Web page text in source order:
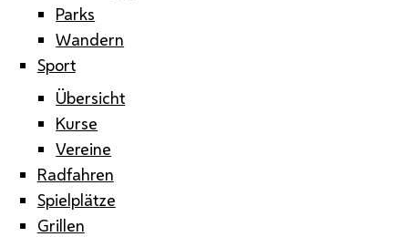
Parks
Wandern
Sport
Übersicht
Kurse
Vereine
Radfahren
Spielplätze
Grillen